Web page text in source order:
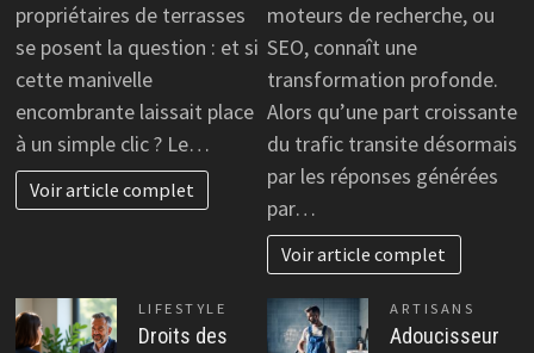
propriétaires de terrasses
se posent la question : et si
cette manivelle
encombrante laissait place
à un simple clic ? Le…
Voir article complet
moteurs de recherche, ou
SEO, connaît une
transformation profonde.
Alors qu’une part croissante
du trafic transite désormais
par les réponses générées
par…
Voir article complet
LIFESTYLE
Droits des
ARTISANS
Adoucisseur